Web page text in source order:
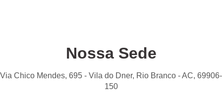
Nossa Sede
Via Chico Mendes, 695 - Vila do Dner, Rio Branco - AC, 69906-
150